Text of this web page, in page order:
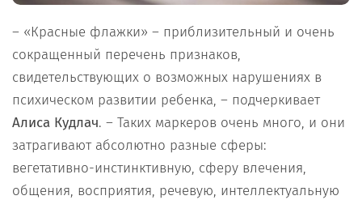
– «Красные флажки» – приблизительный и очень
сокращенный перечень признаков,
свидетельствующих о возможных нарушениях в
психическом развитии ребенка, – подчеркивает
Алиса Кудлач. – Таких маркеров очень много, и они
затрагивают абсолютно разные сферы:
вегетативно-инстинктивную, сферу влечения,
общения, восприятия, речевую, интеллектуальную